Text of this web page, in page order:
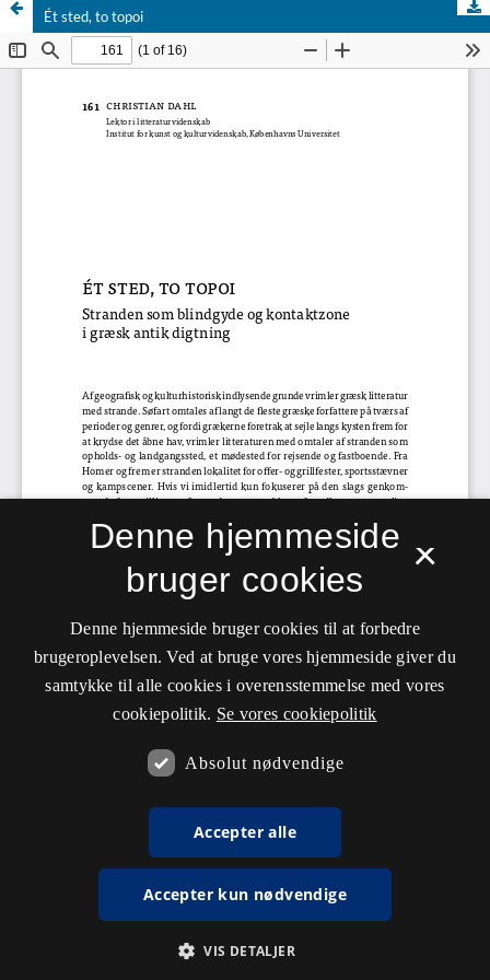
Ét sted, to topoi
×
Denne hjemmeside
bruger cookies
Denne hjemmeside bruger cookies til at forbedre
brugeroplevelsen. Ved at bruge vores hjemmeside giver du
samtykke til alle cookies i overensstemmelse med vores
cookiepolitik. Se vores cookiepolitik
Absolut nødvendige
Accepter alle
Accepter kun nødvendige
VIS DETALJER